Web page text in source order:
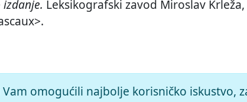
Leksikografski zavod Miroslav
omogućili najbolje korisničko iskustvo,